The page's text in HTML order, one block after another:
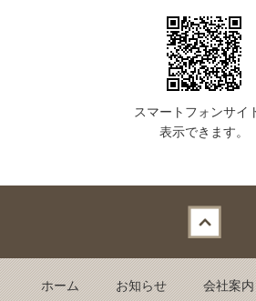
スマートフォンサイ
表示できます。
ホーム お知らせ 会社案内